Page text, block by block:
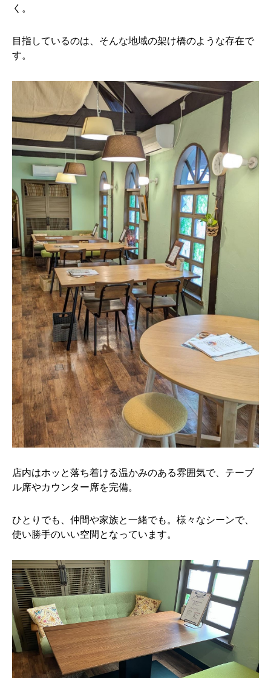
く。
目指しているのは、そんな地域の架け橋のような存在で
す。
店内はホッと落ち着ける温かみのある雰囲気で、テーブ
ル席やカウンター席を完備。
ひとりでも、仲間や家族と一緒でも。様々なシーンで、
使い勝手のいい空間となっています。